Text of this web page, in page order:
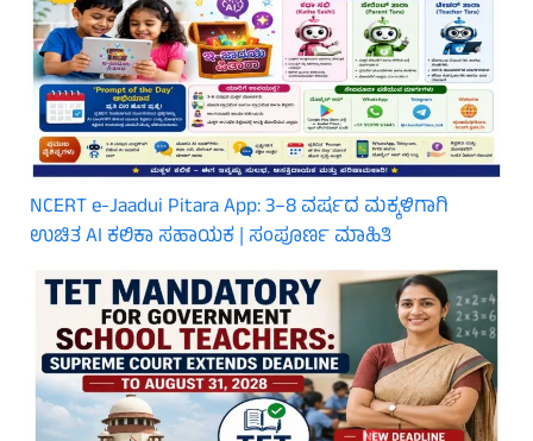
NCERT e-Jaadui Pitara App: 3–8 ವರ್ಷದ ಮಕ್ಕಳಿಗಾಗಿ
ಉಚಿತ AI ಕಲಿಕಾ ಸಹಾಯಕ | ಸಂಪೂರ್ಣ ಮಾಹಿತಿ